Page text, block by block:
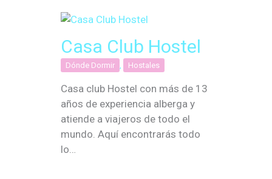
Casa Club Hostel
Dónde Dormir Hostales
Casa club Hostel con más de 13
años de experiencia alberga y
atiende a viajeros de todo el
mundo. Aquí encontrarás todo
lo…